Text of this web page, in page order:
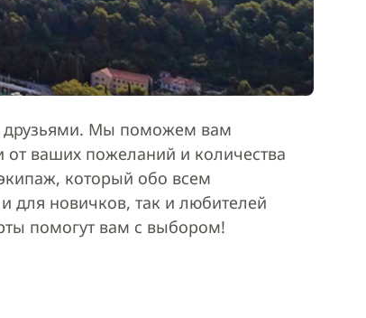
друзьями. Мы поможем вам
ваших пожеланий и количества
который обо всем
для новичков, так и любителей
помогут вам с выбором!